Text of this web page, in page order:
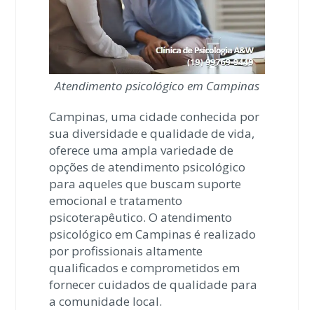
Atendimento psicológico em Campinas
Campinas, uma cidade conhecida por
sua diversidade e qualidade de vida,
oferece uma ampla variedade de
opções de atendimento psicológico
para aqueles que buscam suporte
emocional e tratamento
psicoterapêutico. O atendimento
psicológico em Campinas é realizado
por profissionais altamente
qualificados e comprometidos em
fornecer cuidados de qualidade para
a comunidade local.